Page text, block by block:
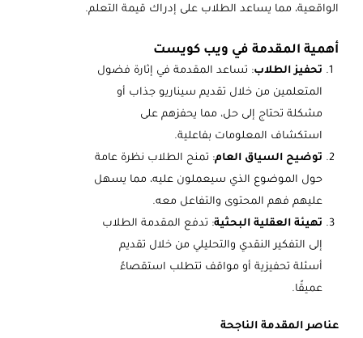
الواقعية، مما يساعد الطلاب على إدراك قيمة التعلم.
أهمية المقدمة في ويب كويست
تحفيز الطلاب: تساعد المقدمة في إثارة فضول
المتعلمين من خلال تقديم سيناريو جذاب أو
مشكلة تحتاج إلى حل، مما يحفزهم على
استكشاف المعلومات بفاعلية.
توضيح السياق العام: تمنح الطلاب نظرة عامة
حول الموضوع الذي سيعملون عليه، مما يسهل
عليهم فهم المحتوى والتفاعل معه.
تهيئة العقلية البحثية: تدفع المقدمة الطلاب
إلى التفكير النقدي والتحليلي من خلال تقديم
أسئلة تحفيزية أو مواقف تتطلب استقصاءً
عميقًا.
عناصر المقدمة الناجحة